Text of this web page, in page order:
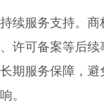
续服务支持。
许可备案等后
期服务保障，
。